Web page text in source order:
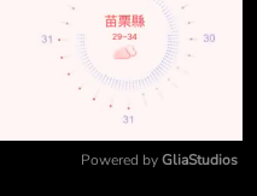
Powered by GliaStudios